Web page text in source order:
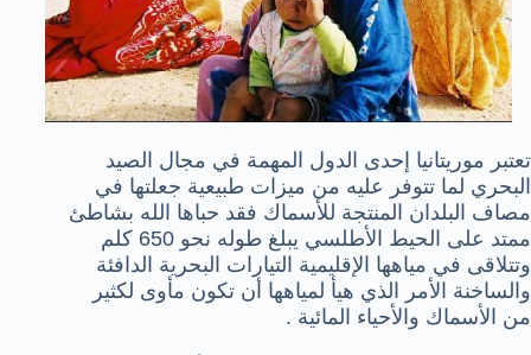
تعتبر موريتانيا إحدى الدول المهمة في مجال الصيد
البحري لما تتوفر عليه من ميزات طبيعية جعلتها في
مصاف البلدان المنتجة للأسماك فقد حباها الله بشاطئ
ممتد على الحيط الأطلسي يبلغ طوله نحو 650 كلم
وتتلاقى في مياهها الإقليمية التيارات البحرية الدافئة
والساخنة الأمر الذي هيأ لمياهها أن تكون مأوى لكثير
من الأسماك والأحياء المائية .